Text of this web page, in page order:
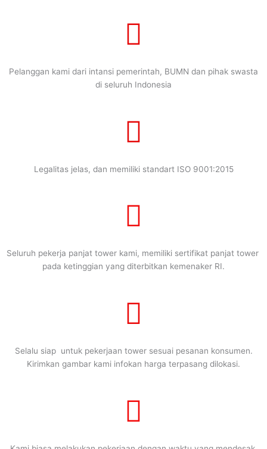
Pelanggan kami dari intansi pemerintah, BUMN dan pihak swasta
di seluruh Indonesia
Legalitas jelas, dan memiliki standart ISO 9001:2015
Seluruh pekerja panjat tower kami, memiliki sertifikat panjat tower
pada ketinggian yang diterbitkan kemenaker RI.
Selalu siap untuk pekerjaan tower sesuai pesanan konsumen.
Kirimkan gambar kami infokan harga terpasang dilokasi.